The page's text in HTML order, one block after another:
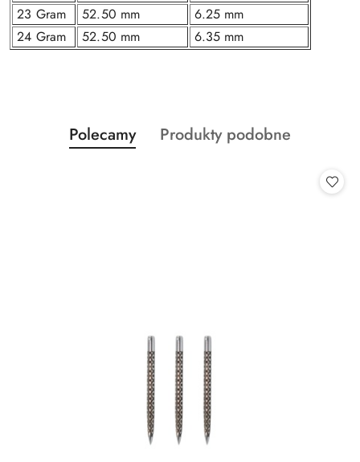
23 Gram
52.50 mm
6.25 mm
24 Gram
52.50 mm 6.35 mm
Pomiń karuzelę produktów
Produkty
o
Polecamy
Produkty
Produkty podobne